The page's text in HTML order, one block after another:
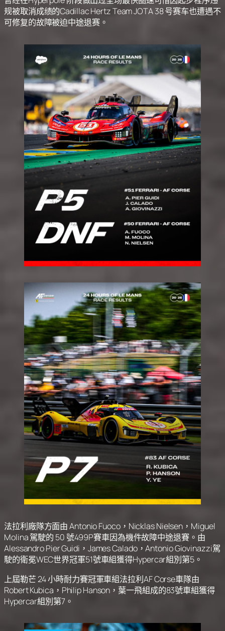
规被取消成绩的Cadillac Hertz Team JOTA 38 号赛车也遭遇不
可修复的故障被迫中途退赛。
法拉利廠隊方面由 Antonio Fuoco，Nicklas Nielsen，Miguel
Molina 駕駛的 50 號499P賽車因為機件故障中途退賽。由
Alessandro Pier Guidi，James Calado，Antonio Giovinazzi駕
駛的衛冕WEC世界冠軍51號車組獲得Hypercar組別第5。
上屆勒芒 24 小時耐力賽冠軍車組法拉利AF Corse車隊由
Robert Kubica，Philip Hanson，葉一飛組成的83號車組獲得
Hypercar組別第7。